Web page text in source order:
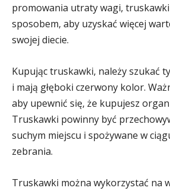
promowania utraty wagi,
sposobem, aby uzyskać więcej
swojej diecie.
Kupując truskawki, należy szukać
i mają głęboki czerwony kolor.
aby upewnić się, że kupujesz
Truskawki powinny być
suchym miejscu i spożywane w
zebrania.
Truskawki można wykorzystać na